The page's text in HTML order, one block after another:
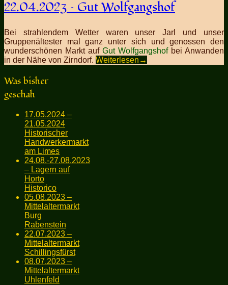
22.04.2023 – Gut Wolfgangshof
Bei strahlendem Wetter waren unser Jarl und unser
Gruppenältester mal ganz unter sich und genossen den
wunderschönen Markt auf Gut Wolfgangshofbei Anwanden
in der Nähe von Zirndorf. Weiterlesen →
Was bisher
geschah
17.05.2024 –
21.05.2024
Historischer
Handwerkermarkt
am Limes
24.08.-27.08.2023
– Lagern auf
Horto
Historico
05.08.2023 –
Mittelaltermarkt
Burg
Rabenstein
22.07.2023 –
Mittelaltermarkt
Schillingsfürst
08.07.2023 –
Mittelaltermarkt
Uhlenfeld